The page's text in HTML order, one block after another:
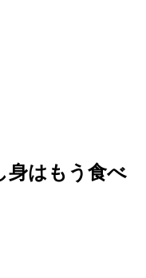
身はもう食べ